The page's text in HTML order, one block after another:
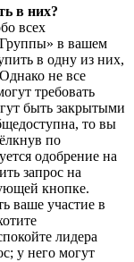
в них?
всех
в вашем
в одну из них,
не все
требовать
быть закрытыми
то вы
по
одобрение на
запрос на
кнопке.
ваше участие в
лидера
у него могут